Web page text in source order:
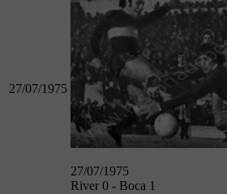
27/07/1975
27/07/1975
River 0 - Boca 1